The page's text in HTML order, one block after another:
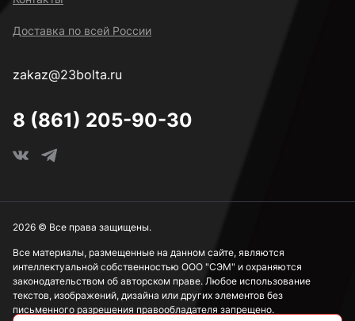
Доставка по всей России
zakaz@23bolta.ru
8 (861) 205-90-30
Все материалы, размещенные на данном сайте, являются
интеллектуальной собственностью ООО "СЭМ" и охраняются
законодательством об авторском праве. Любое использование
текстов, изображений, дизайна или других элементов без
письменного разрешения правообладателя запрещено.
2026 © Все права защищены.